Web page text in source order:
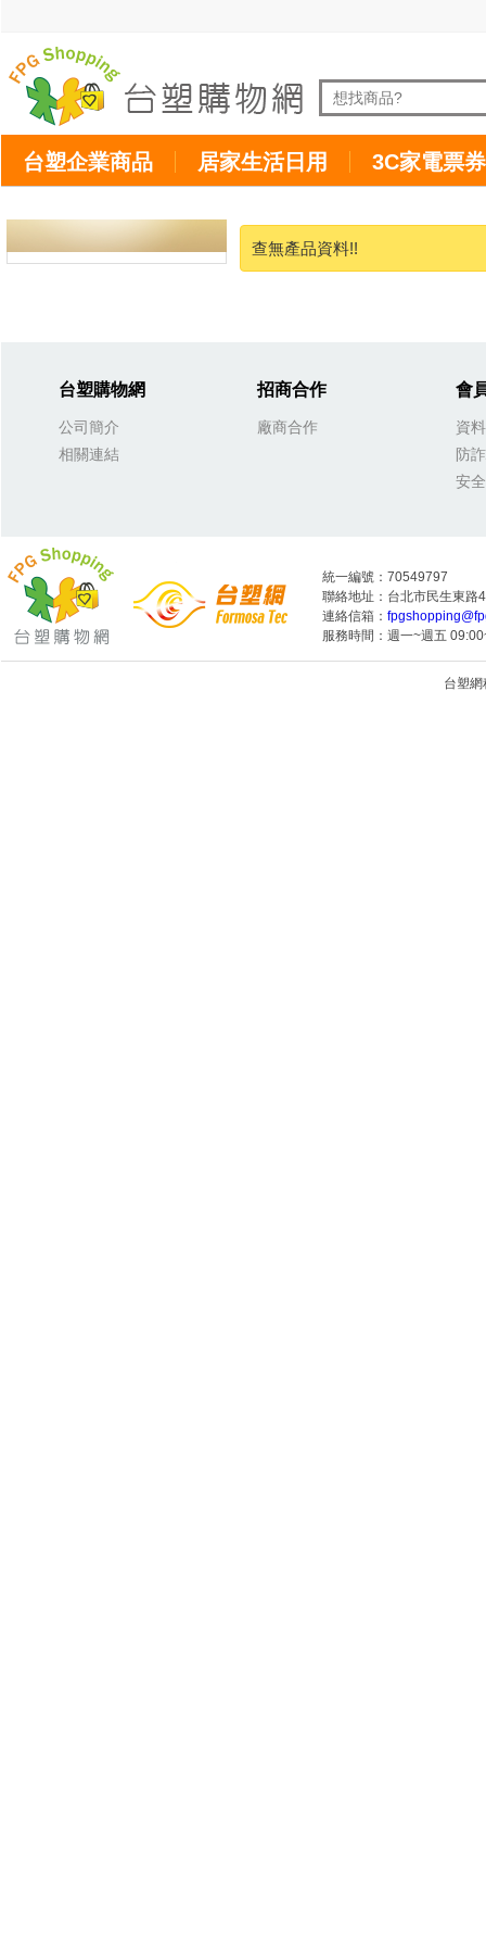
台塑企業商品 居家生活日用 3C家電票券
查無產品資料!!
台塑購物網
公司簡介
相關連結
招商合作
廠商合作
會
資
防
安
統一編號：70549797
聯絡地址：台北市民生東路
連絡信箱：
服務時間：週一~週五
台塑